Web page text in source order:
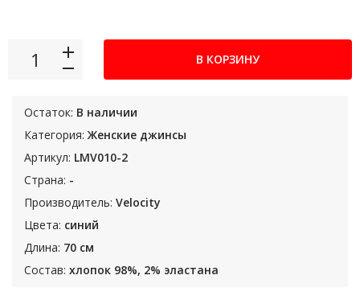
Остаток: В наличии
Категория:Женские джинсы
Артикул: LMV010-2
Страна: -
Производитель: Velocity
Цвета: синий
Длина: 70 см
Состав: хлопок 98%, 2% эластана
В КОРЗИНУ